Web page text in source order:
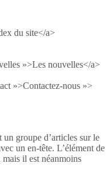
du site</a>
»>Les nouvelles</a>
»>Contactez-nous »>
un groupe d’articles sur le
un en-tête. L’élément de
il est néanmoins